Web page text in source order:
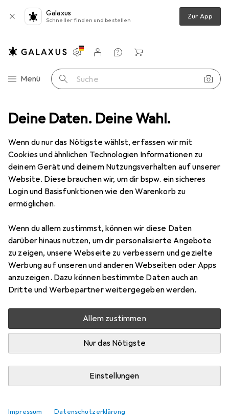
Deine Daten. Deine Wahl.
Wenn du nur das Nötigste wählst, erfassen wir mit
Cookies und ähnlichen Technologien Informationen zu
deinem Gerät und deinem Nutzungsverhalten auf unserer
Website. Diese brauchen wir, um dir bspw. ein sicheres
Login und Basisfunktionen wie den Warenkorb zu
ermöglichen.
Wenn du allem zustimmst, können wir diese Daten
darüber hinaus nutzen, um dir personalisierte Angebote
zu zeigen, unsere Webseite zu verbessern und gezielte
Werbung auf unseren und anderen Webseiten oder Apps
anzuzeigen. Dazu können bestimmte Daten auch an
Dritte und Werbepartner weitergegeben werden.
Allem zustimmen
Nur das Nötigste
Einstellungen
Impressum Datenschutzerklärung
Galaxus
Schneller finden und bestellen Zur App
Navigation nach Kategorien
Menü Suche
Einstellungen
Kundenkonto
Vergleichslisten
Merklisten
Warenkorb
Tablet Schutzfolie Dipos Displayschutzfolie Crystalclear
4 Bilder
DiposDisplayschutzfolie Crystalclear
Preis in EUR inkl. MwSt.
EUR
14,29
128
Bewertungen Marke
Mehr von Dipos
Mi, 12.8. geliefert
Mehr als 10 Stück an Lager beim Drittanbieter
Lieferort angeben für genaue Lieferzeit